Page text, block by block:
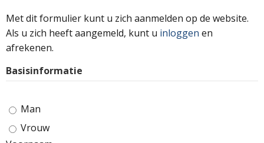
Met dit formulier kunt u zich aanmelden op de website.
Als u zich heeft aangemeld, kunt u inloggen en
afrekenen.
Basisinformatie
Man
Vrouw